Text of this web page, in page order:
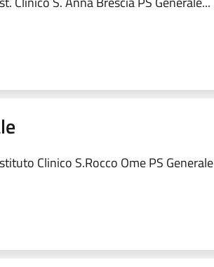
Clinico S.Rocco Ome PS